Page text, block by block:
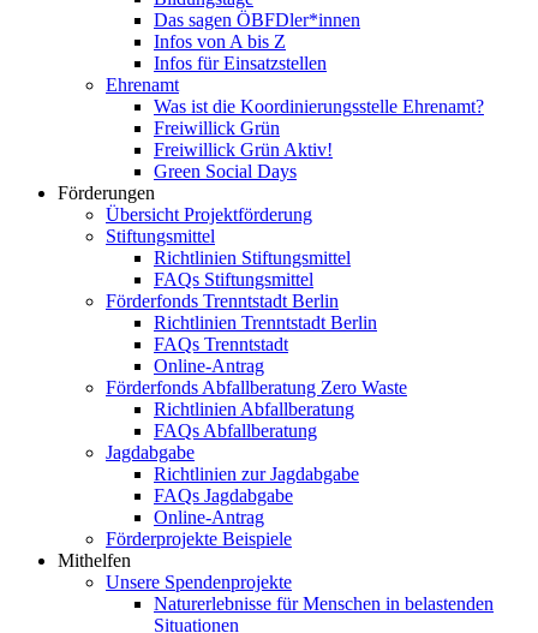
Das sagen ÖBFDler*innen
Infos von A bis Z
Infos für Einsatzstellen
Ehrenamt
Was ist die Koordinierungsstelle Ehrenamt?
Freiwillick Grün
Freiwillick Grün Aktiv!
Green Social Days
Förderungen
Übersicht Projektförderung
Stiftungsmittel
Richtlinien Stiftungsmittel
FAQs Stiftungsmittel
Förderfonds Trenntstadt Berlin
Richtlinien Trenntstadt Berlin
FAQs Trenntstadt
Online-Antrag
Förderfonds Abfallberatung Zero Waste
Richtlinien Abfallberatung
FAQs Abfallberatung
Jagdabgabe
Richtlinien zur Jagdabgabe
FAQs Jagdabgabe
Online-Antrag
Förderprojekte Beispiele
Mithelfen
Unsere Spendenprojekte
Naturerlebnisse für Menschen in belastenden
Situationen